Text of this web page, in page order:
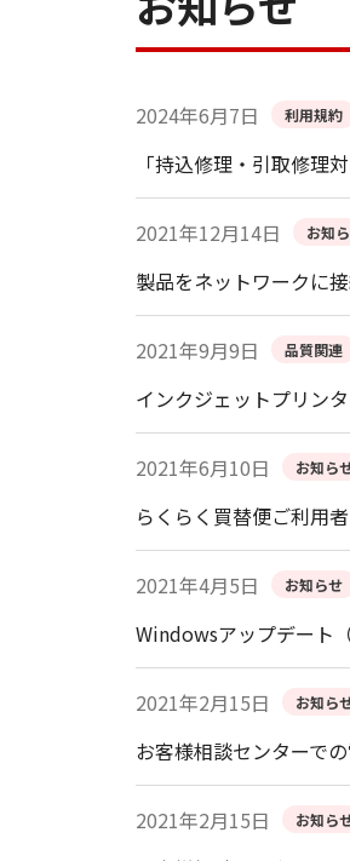
2024年6月7日 利用規約
「持込修理・引取修理
2021年12月14日 お知
製品をネットワークに
2021年9月9日 品質関連
インクジェットプリン
2021年6月10日 お知ら
らくらく買替便ご利用
2021年4月5日 お知らせ
Windowsアップデート
2021年2月15日 お知ら
お客様相談センターで
2021年2月15日 お知ら